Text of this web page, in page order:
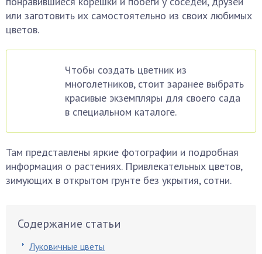
или заготовить их самостоятельно из своих любимых
цветов.
Чтобы создать цветник из
многолетников, стоит заранее выбрать
красивые экземпляры для своего сада
в специальном каталоге.
Там представлены яркие фотографии и подробная
информация о растениях. Привлекательных цветов,
зимующих в открытом грунте без укрытия, сотни.
Содержание статьи
Луковичные цветы